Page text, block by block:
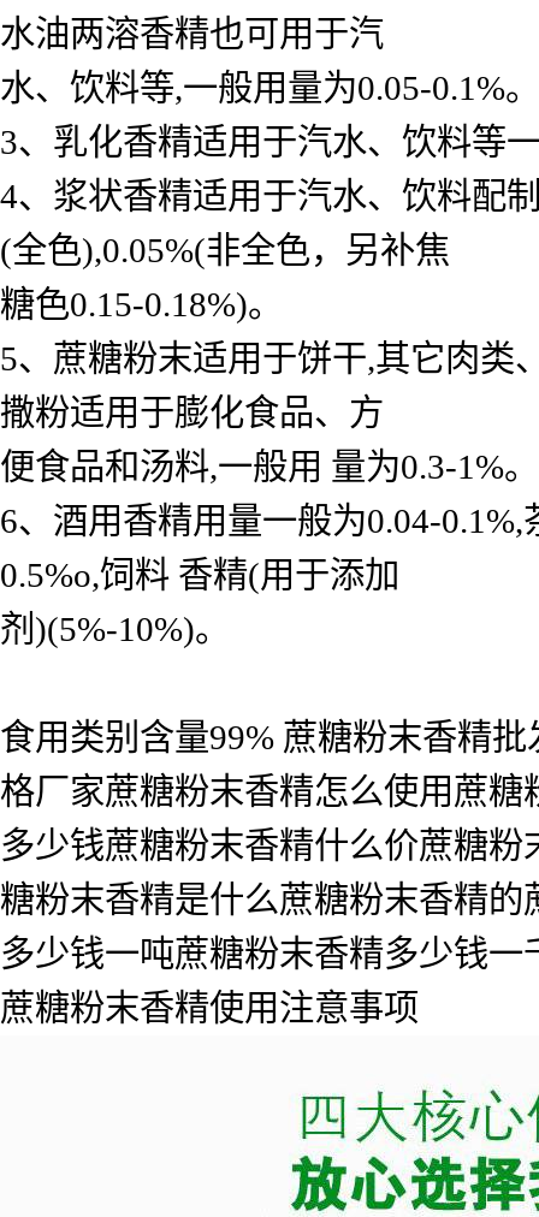
水油两溶香精也可用于汽
水、饮料等,一般用量为0.05-0.1%。
3、乳化香精适用于汽水、饮料等
4、浆状香精适用于汽水、饮料配
(全色),0.05%(非全色，另补焦
糖色0.15-0.18%)。
5、蔗糖粉末适用于饼干,其它肉类
撒粉适用于膨化食品、方
便食品和汤料,一般用 量为0.3-1%。
6、酒用香精用量一般为0.04-
0.5%o,饲料 香精(用于添加
剂)(5%-10%)。
食用类别含量99% 蔗糖粉末香精
格厂家蔗糖粉末香精怎么使用蔗
多少钱蔗糖粉末香精什么价蔗糖
糖粉末香精是什么蔗糖粉末香精
多少钱一吨蔗糖粉末香精多少钱
蔗糖粉末香精使用注意事项